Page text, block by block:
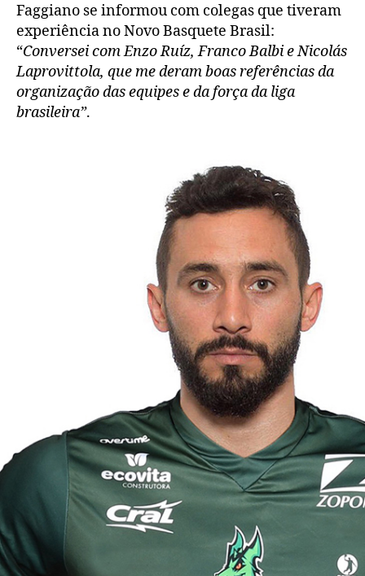
Faggiano se informou com colegas que tiveram
experiência no Novo Basquete Brasil:
“Conversei com Enzo Ruíz, Franco Balbi e Nicolás
Laprovittola, que me deram boas referências da
organização das equipes e da força da liga
brasileira”.